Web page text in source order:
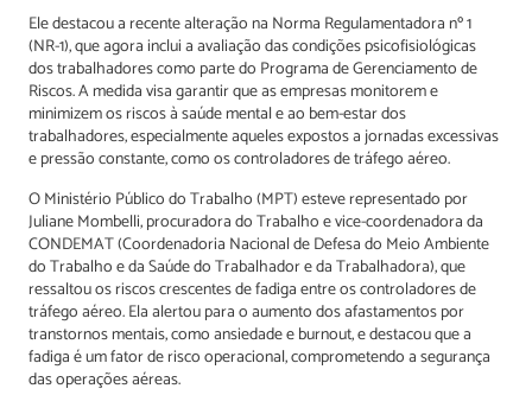
Ele destacou a recente alteração na Norma Regulamentadora nº 1
(NR-1), que agora inclui a avaliação das condições psicofisiológicas
dos trabalhadores como parte do Programa de Gerenciamento de
Riscos. A medida visa garantir que as empresas monitorem e
minimizem os riscos à saúde mental e ao bem-estar dos
trabalhadores, especialmente aqueles expostos a jornadas excessivas
e pressão constante, como os controladores de tráfego aéreo.
O Ministério Público do Trabalho (MPT) esteve representado por
Juliane Mombelli, procuradora do Trabalho e vice-coordenadora da
CONDEMAT (Coordenadoria Nacional de Defesa do Meio Ambiente
do Trabalho e da Saúde do Trabalhador e da Trabalhadora), que
ressaltou os riscos crescentes de fadiga entre os controladores de
tráfego aéreo. Ela alertou para o aumento dos afastamentos por
transtornos mentais, como ansiedade e burnout, e destacou que a
fadiga é um fator de risco operacional, comprometendo a segurança
das operações aéreas.